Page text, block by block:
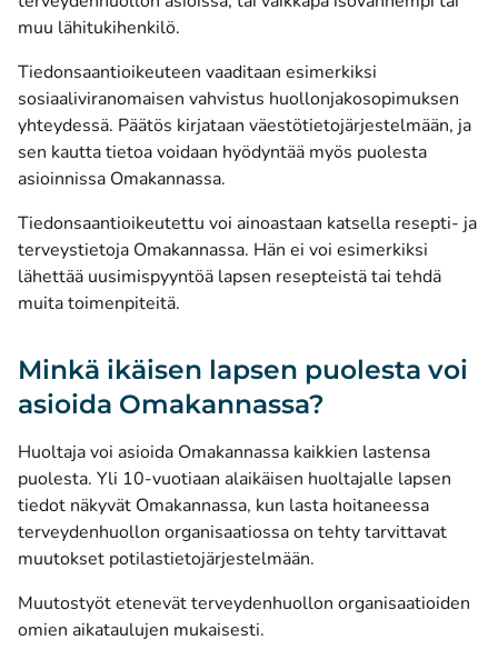
muu lähitukihenkilö.
Tiedonsaantioikeuteen vaaditaan esimerkiksi
sosiaaliviranomaisen vahvistus huollonjakosopimuksen
yhteydessä. Päätös kirjataan väestötietojärjestelmään, ja
sen kautta tietoa voidaan hyödyntää myös puolesta
asioinnissa Omakannassa.
Tiedonsaantioikeutettu voi ainoastaan katsella resepti- ja
terveystietoja Omakannassa. Hän ei voi esimerkiksi
lähettää uusimispyyntöä lapsen resepteistä tai tehdä
muita toimenpiteitä.
Minkä ikäisen lapsen puolesta voi
asioida Omakannassa?
Huoltaja voi asioida Omakannassa kaikkien lastensa
puolesta. Yli 10-vuotiaan alaikäisen huoltajalle lapsen
tiedot näkyvät Omakannassa, kun lasta hoitaneessa
terveydenhuollon organisaatiossa on tehty tarvittavat
muutokset potilastietojärjestelmään.
Muutostyöt etenevät terveydenhuollon organisaatioiden
omien aikataulujen mukaisesti.